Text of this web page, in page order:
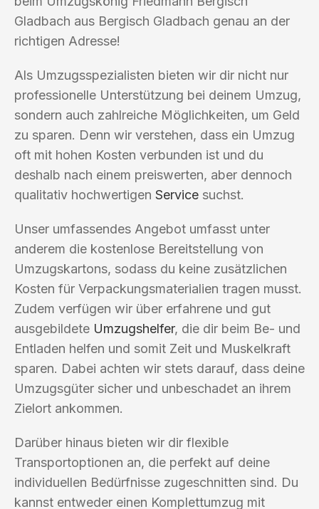
Gladbach aus Bergisch Gladbach genau an der
richtigen Adresse!
Als Umzugsspezialisten bieten wir dir nicht nur
professionelle Unterstützung bei deinem Umzug,
sondern auch zahlreiche Möglichkeiten, um Geld
zu sparen. Denn wir verstehen, dass ein Umzug
oft mit hohen Kosten verbunden ist und du
deshalb nach einem preiswerten, aber dennoch
qualitativ hochwertigen Service suchst.
Unser umfassendes Angebot umfasst unter
anderem die kostenlose Bereitstellung von
Umzugskartons, sodass du keine zusätzlichen
Kosten für Verpackungsmaterialien tragen musst.
Zudem verfügen wir über erfahrene und gut
ausgebildete Umzugshelfer, die dir beim Be- und
Entladen helfen und somit Zeit und Muskelkraft
sparen. Dabei achten wir stets darauf, dass deine
Umzugsgüter sicher und unbeschadet an ihrem
Zielort ankommen.
Darüber hinaus bieten wir dir flexible
Transportoptionen an, die perfekt auf deine
individuellen Bedürfnisse zugeschnitten sind. Du
kannst entweder einen Komplettumzug mit